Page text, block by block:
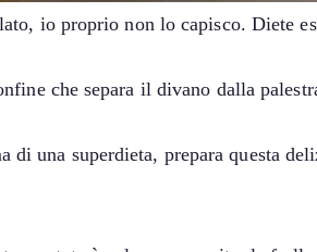
io proprio non lo capisco. Diete
che separa il divano dalla
di una superdieta, prepara questa